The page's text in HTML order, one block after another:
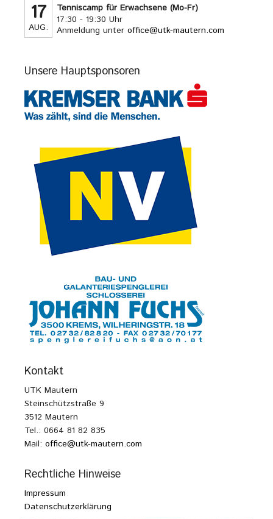
17
AUG.
Tenniscamp für Erwachsene (Mo-Fr)
17:30 - 19:30 Uhr
Anmeldung unteroffice@utk-mautern.com
Unsere Hauptsponsoren
Kontakt
UTK Mautern
Steinschützstraße 9
3512 Mautern
Tel.: 0664 81 82 835
Mail: office@utk-mautern.com
Rechtliche Hinweise
Impressum
Datenschutzerklärung